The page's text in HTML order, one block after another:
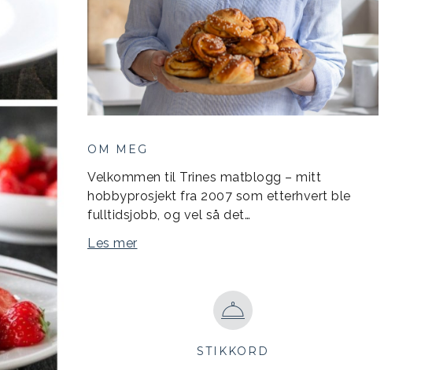
OM MEG
Velkommen til Trines matblogg – mitt
hobbyprosjekt fra 2007 som etterhvert ble
fulltidsjobb, og vel så det…
Les mer
STIKKORD